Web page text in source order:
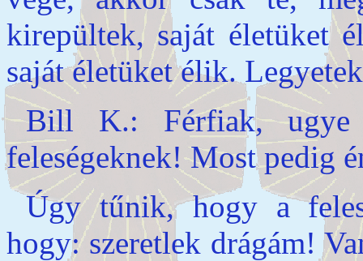
kirepültek, saját életüket
saját életüket élik.
Bill K.: Férfiak,
feleségeknek! Most pedig
Úgy tűnik, hogy a
hogy: szeretlek drágám!